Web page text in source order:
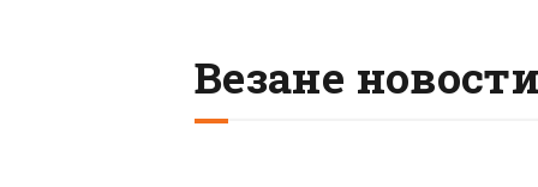
Везане